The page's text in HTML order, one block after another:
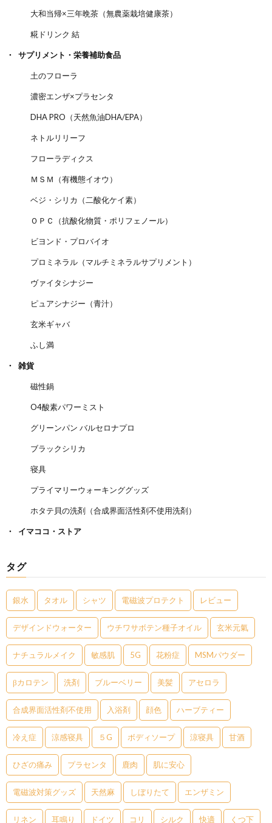
大和当帰×三年晩茶（無農薬栽培健康茶）
糀ドリンク 結
サプリメント・栄養補助食品
土のフローラ
濃密エンザ×プラセンタ
DHA PRO（天然魚油DHA/EPA）
ネトルリリーフ
フローラディクス
ＭＳＭ（有機態イオウ）
ベジ・シリカ（二酸化ケイ素）
ＯＰＣ（抗酸化物質・ポリフェノール）
ビヨンド・プロバイオ
プロミネラル（マルチミネラルサプリメント）
ヴァイタシナジー
ピュアシナジー（青汁）
玄米ギャバ
ふし満
雑貨
磁性鍋
O4酸素パワーミスト
グリーンパン バルセロナプロ
ブラックシリカ
寝具
プライマリーウォーキンググッズ
ホタテ貝の洗剤（合成界面活性剤不使用洗剤）
イマココ・ストア
タグ
銀水 タオル シャツ 電磁波プロテクト レビュー
デザインドウォーター ウチワサボテン種子オイル 玄米元氣
ナチュラルメイク 敏感肌 5G 花粉症 MSMパウダー
βカロテン 洗剤 ブルーベリー 美髪 アセロラ
合成界面活性剤不使用 入浴剤 顔色 ハーブティー
冷え症 涼感寝具 ５G ボディソープ 涼寝具 甘酒
ひざの痛み プラセンタ 鹿肉 肌に安心
電磁波対策グッズ 天然麻 しぼりたて エンザミン
リネン 耳鳴り ドイツ コリ シルク 快適 くつ下